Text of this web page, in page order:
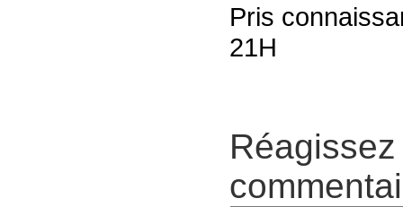
Pris
21H